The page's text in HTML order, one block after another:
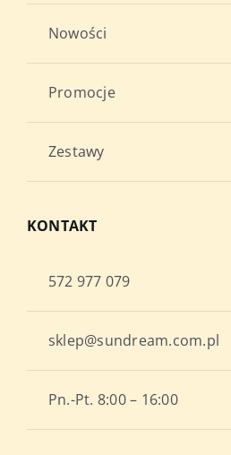
Nowości
Promocje
Zestawy
KONTAKT
572 977 079
sklep@sundream.com.pl
Pn.-Pt. 8:00 – 16:00